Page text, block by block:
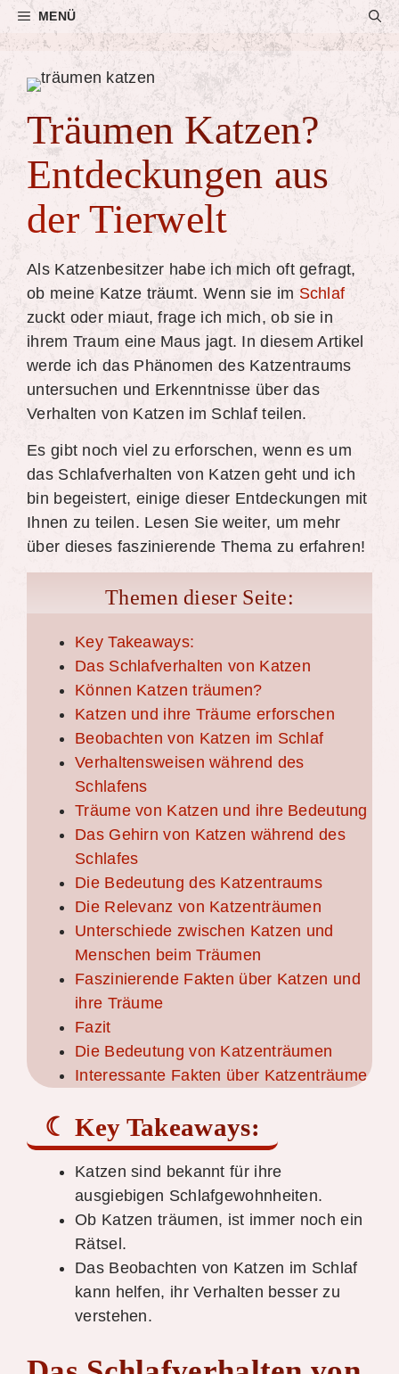
Zum
Inhalt
MENÜ
Träumen Katzen?
Entdeckungen aus
der Tierwelt
Als Katzenbesitzer habe ich mich oft gefragt,
ob meine Katze träumt. Wenn sie im Schlaf
zuckt oder miaut, frage ich mich, ob sie in
ihrem Traum eine Maus jagt. In diesem Artikel
werde ich das Phänomen des Katzentraums
untersuchen und Erkenntnisse über das
Verhalten von Katzen im Schlaf teilen.
Es gibt noch viel zu erforschen, wenn es um
das Schlafverhalten von Katzen geht und ich
bin begeistert, einige dieser Entdeckungen mit
Ihnen zu teilen. Lesen Sie weiter, um mehr
über dieses faszinierende Thema zu erfahren!
Themen dieser Seite:
Key Takeaways:
Das Schlafverhalten von Katzen
Können Katzen träumen?
Katzen und ihre Träume erforschen
Beobachten von Katzen im Schlaf
Verhaltensweisen während des
Schlafens
Träume von Katzen und ihre Bedeutung
Das Gehirn von Katzen während des
Schlafes
Die Bedeutung des Katzentraums
Die Relevanz von Katzenträumen
Unterschiede zwischen Katzen und
Menschen beim Träumen
Faszinierende Fakten über Katzen und
ihre Träume
Fazit
Die Bedeutung von Katzenträumen
Interessante Fakten über Katzenträume
Key Takeaways:
Katzen sind bekannt für ihre
ausgiebigen Schlafgewohnheiten.
Ob Katzen träumen, ist immer noch ein
Rätsel.
Das Beobachten von Katzen im Schlaf
kann helfen, ihr Verhalten besser zu
verstehen.